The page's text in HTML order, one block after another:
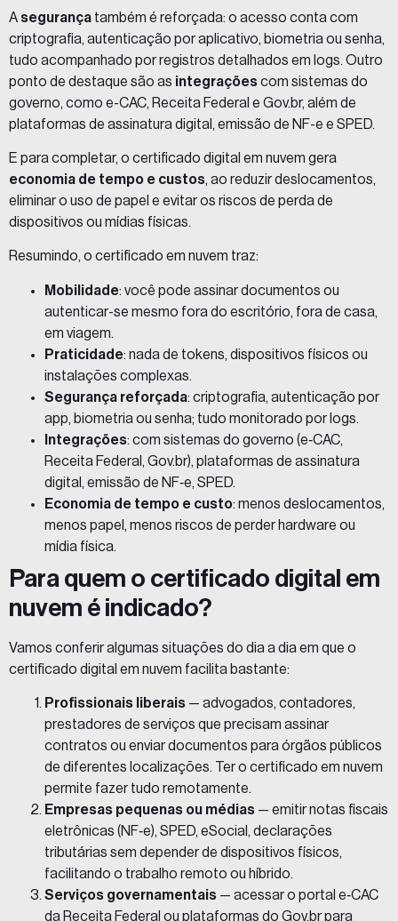
A segurança também é reforçada: o acesso conta com
criptografia, autenticação por aplicativo, biometria ou senha,
tudo acompanhado por registros detalhados em logs. Outro
ponto de destaque são as integraçõescom sistemas do
governo, como e-CAC, Receita Federal e Gov.br, além de
plataformas de assinatura digital, emissão de NF-e e SPED.
E para completar, o certificado digital em nuvem gera
economia de tempo e custos, ao reduzir deslocamentos,
eliminar o uso de papel e evitar os riscos de perda de
dispositivos ou mídias físicas.
Resumindo, o certificado em nuvem traz:
Mobilidade: você pode assinar documentos ou
autenticar-se mesmo fora do escritório, fora de casa,
em viagem.
Praticidade: nada de tokens, dispositivos físicos ou
instalações complexas.
Segurança reforçada: criptografia, autenticação por
app, biometria ou senha; tudo monitorado por logs.
Integrações: com sistemas do governo (e‑CAC,
Receita Federal, Gov.br), plataformas de assinatura
digital, emissão de NF‑e, SPED.
Economia de tempo e custo: menos deslocamentos,
menos papel, menos riscos de perder hardware ou
mídia física.
Para quem o certificado digital em
nuvem é indicado?
Vamos conferir algumas situações do dia a dia em que o
certificado digital em nuvem facilita bastante:
Profissionais liberais — advogados, contadores,
prestadores de serviços que precisam assinar
contratos ou enviar documentos para órgãos públicos
de diferentes localizações. Ter o certificado em nuvem
permite fazer tudo remotamente.
Empresas pequenas ou médias — emitir notas fiscais
eletrônicas (NF‑e), SPED, eSocial, declarações
tributárias sem depender de dispositivos físicos,
facilitando o trabalho remoto ou híbrido.
Serviços governamentais — acessar o portal e‑CAC
da Receita Federal ou plataformas do Gov.br para